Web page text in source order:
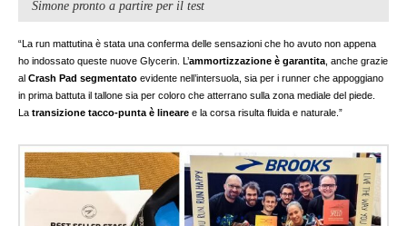
Simone pronto a partire per il test
“La run mattutina è stata una conferma delle sensazioni che ho avuto non appena
ho indossato queste nuove Glycerin. L’ammortizzazione è garantita , anche grazie
alCrash Pad segmentato evidente nell’intersuola, sia per i runner che appoggiano
in prima battuta il tallone sia per coloro che atterrano sulla zona mediale del piede.
Latransizione tacco-punta è lineare e la corsa risulta fluida e naturale.”